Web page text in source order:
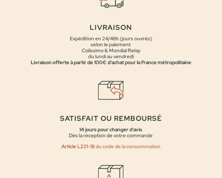
LIVRAISON
Expédition en 24/48h (jours ouvrés)
selon le paiement
Colissimo & Mondial Relay
du lundi au vendredi
Livraison offerte à partir de 100€ d'achat pour la France métropolitaine
SATISFAIT OU REMBOURSÉ
14 jours pour changer d'avis
Dès la réception de votre commande
Article L221-18du code de la consommation